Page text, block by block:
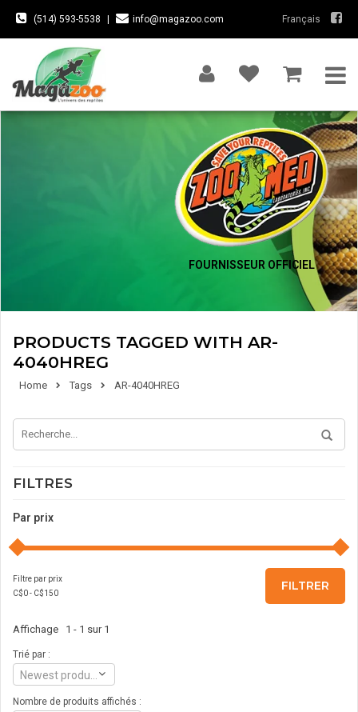
(514) 593-5538 info@magazoo.com Français
FOURNISSEUR OFFICIEL
PRODUCTS TAGGED WITH AR-
4040HREG
Home Tags AR-4040HREG
FILTRES
Par prix
Filtre par prix
C$0- C$150
FILTRER
Affichage 1 - 1 sur 1
Trié par :
Nombre de produits affichés :